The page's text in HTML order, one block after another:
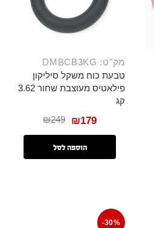
מק"ט: DMBCB3KG
טבעת כוח משקל סיליקון
פילאטיס מעוצבת שחור 3.62
קג
₪249 ₪179
הוספה לסל
-30%